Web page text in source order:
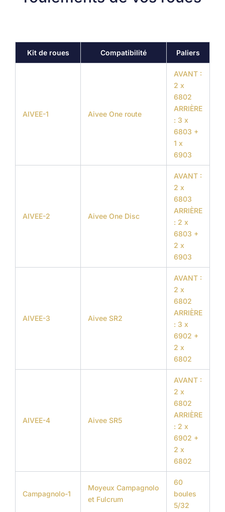
Kit de roues Compatibilité Paliers
AIVEE-1 Aivee One route
AVANT :
2 x
6802
ARRIÈRE
: 3 x
6803 +
1 x
6903
AIVEE-2 Aivee One Disc
AVANT :
2 x
6803
ARRIÈRE
: 2 x
6803 +
2 x
6903
AIVEE-3 Aivee SR2
AVANT :
2 x
6802
ARRIÈRE
: 3 x
6902 +
2 x
6802
AIVEE-4 Aivee SR5
AVANT :
2 x
6802
ARRIÈRE
: 2 x
6902 +
2 x
6802
Campagnolo-1
Moyeux Campagnolo
et Fulcrum
60
boules
5/32